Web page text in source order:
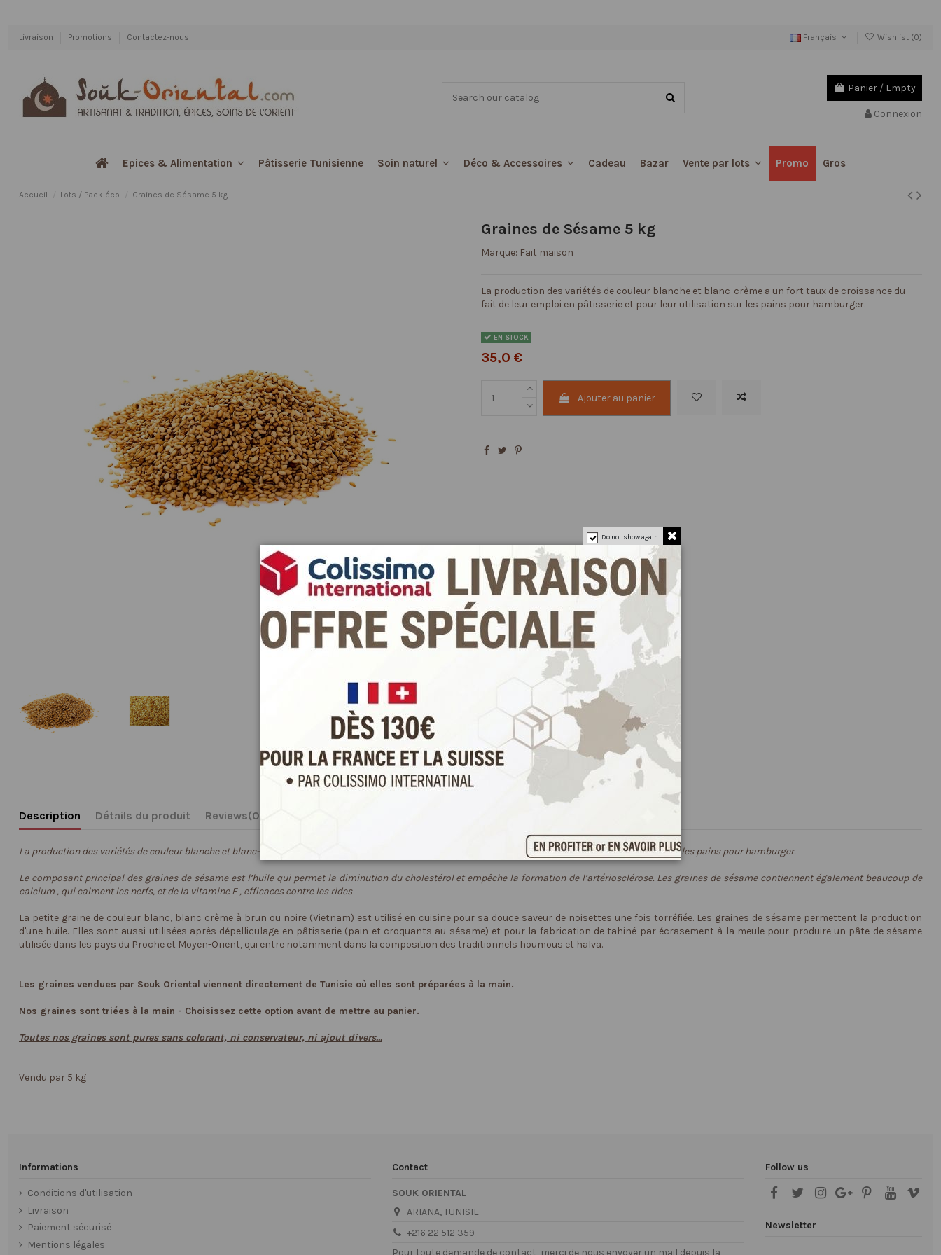
Livraison Promotions Contactez-nous Français Wishlist (0)
Panier / Empty
Connexion
Epices & Alimentation Pâtisserie Tunisienne Soin naturel Déco & Accessoires Cadeau Bazar Vente par lots Promo Gros
Accueil Lots / Pack éco Graines de Sésame 5 kg
Graines de Sésame 5 kg
Marque: Fait maison
La production des variétés de couleur blanche et blanc-crème a un fort taux de croissance du
fait de leur emploi en pâtisserie et pour leur utilisation sur les pains pour hamburger.
EN STOCK
35,0 €
Ajouter au panier
Description Détails du produit Reviews(0)
La production des variétés de couleur blanche et blanc-crème a un fort taux de croissance du fait de leur emploi en pâtisserie et pour leur utilisation sur les pains pour hamburger.
Le composant principal des graines de sésame est l’huile qui permet la diminution du cholestérol et empêche la formation de l’artériosclérose. Les graines de sésame contiennent également beaucoup de
calcium , qui calment les nerfs, et de la vitamine E , efficaces contre les rides
La petite graine de couleur blanc, blanc crème à brun ou noire (Vietnam) est utilisé en cuisine pour sa douce saveur de noisettes une fois torréfiée. Les graines de sésame permettent la production
d'une huile. Elles sont aussi utilisées après dépelliculage en pâtisserie (pain et croquants au sésame) et pour la fabrication de tahiné par écrasement à la meule pour produire un pâte de sésame
utilisée dans les pays du Proche et Moyen-Orient, qui entre notamment dans la composition des traditionnels houmous et halva.
Les graines vendues par Souk Oriental viennent directement de Tunisie où elles sont préparées à la main.
Nos graines sont triées à la main - Choisissez cette option avant de mettre au panier.
Toutes nos graines sont pures sans colorant, ni conservateur, ni ajout divers...
Vendu par 5 kg
Informations
Conditions d'utilisation
Livraison
Paiement sécurisé
Mentions légales
Contact
SOUK ORIENTAL
ARIANA, TUNISIE
+216 22 512 359
Follow us
Newsletter
Do not show again.